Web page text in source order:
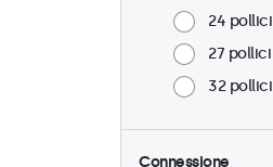
24 pollici
27 pollici
32 pollici
Connessione